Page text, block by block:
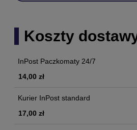
Koszty
Cena nie zawiera ewentualnych
InPost Paczkomaty 24/7
14,00 zł
Kurier InPost standard
17,00 zł